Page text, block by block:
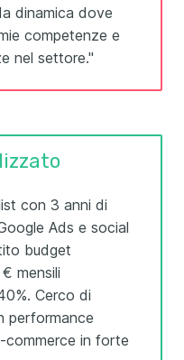
dinamica dove
competenze e
nel settore."
con 3 anni di
Ads e social
budget
mensili
Cerco di
performance
commerce in forte